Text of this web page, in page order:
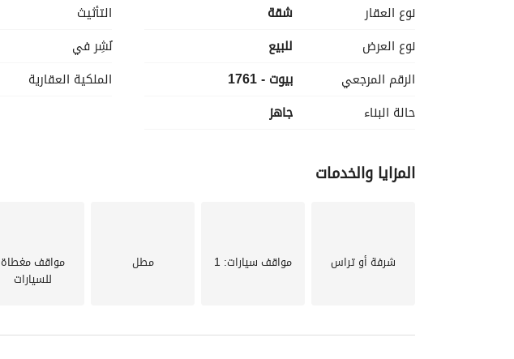
حصة في الباركينج
السعر 5,700,000 كاش
نوع العقار
شقة
نوع العرض
للبيع
الرقم المرجعي
بيوت - 1761
حالة البناء
جاهز
التأثيث
نُشِر في
الملكية العقارية
المزايا والخدمات
شرفة أو تراس مواقف سيارات: 1 مطل مواقف مغطاة
للسيارات